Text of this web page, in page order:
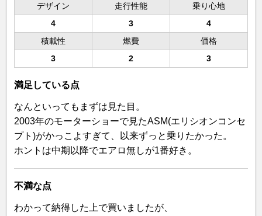
デザイン 走行性能
乗り心地
4
3
4
積載性
燃費
価格
3
2 3
満足している点
なんといってもまずは見た目。
2003年のモーターショーで見たASM(エリシオンコンセ
プト)がかっこよすぎて、以来ずっと乗りたかった。
ホントは中期以降でエアロ無しが1番好き。
不満な点
わかって納得した上で買いましたが、